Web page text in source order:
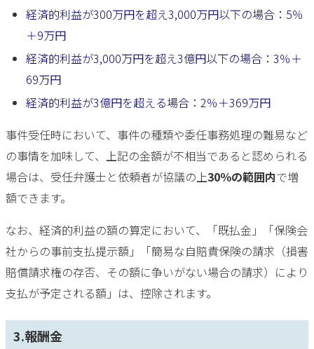
経済的利益が300万円を超え3,000万円以下の場合：5％
＋9万円
経済的利益が3,000万円を超え3億円以下の場合：3％＋
69万円
経済的利益が3億円を超える場合：2％＋369万円
事件受任時において、事件の種類や委任事務処理の難易など
の事情を加味して、上記の金額が不相当であると認められる
場合は、受任弁護士と依頼者が協議の上30％の範囲内で増
額できます。
なお、経済的利益の額の算定において、「既払金」「保険会
社からの事前支払提示額」「簡易な自賠責保険の請求（損害
賠償請求権の存否、その額に争いがない場合の請求）により
支払が予定される額」は、控除されます。
3.報酬金